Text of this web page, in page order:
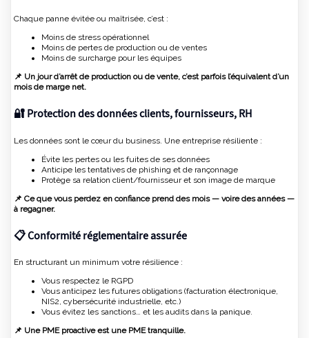
Chaque panne évitée ou maîtrisée, c’est :
Moins de stress opérationnel
Moins de pertes de production ou de ventes
Moins de surcharge pour les équipes
📌 Un jour d’arrêt de production ou de vente, c’est parfois l’équivalent d’un
mois de marge net.
🔐 Protection des données clients, fournisseurs, RH
Les données sont le cœur du business. Une entreprise résiliente :
Évite les pertes ou les fuites de ses données
Anticipe les tentatives de phishing et de rançonnage
Protège sa relation client/fournisseur et son image de marque
📌 Ce que vous perdez en confiance prend des mois — voire des années —
à regagner.
📋 Conformité réglementaire assurée
En structurant un minimum votre résilience :
Vous respectez le RGPD
Vous anticipez les futures obligations (facturation électronique,
NIS2, cybersécurité industrielle, etc.)
Vous évitez les sanctions… et les audits dans la panique.
📌 Une PME proactive est une PME tranquille.